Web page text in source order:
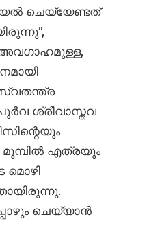
ചെയ്യേണ്ടത്
അവഗാഹമുള്ള,
ശ്രീവാസ്തവ
മുമ്പിൽ എത്രയും
മൊഴി
ചെയ്യാൻ